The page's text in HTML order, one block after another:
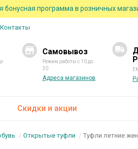
программа в розничных
Контакты
Самовывоз
Режим работы с 10 до
20
Адреса магазинов
Скидки и акции
Открытые туфли Туфли летние